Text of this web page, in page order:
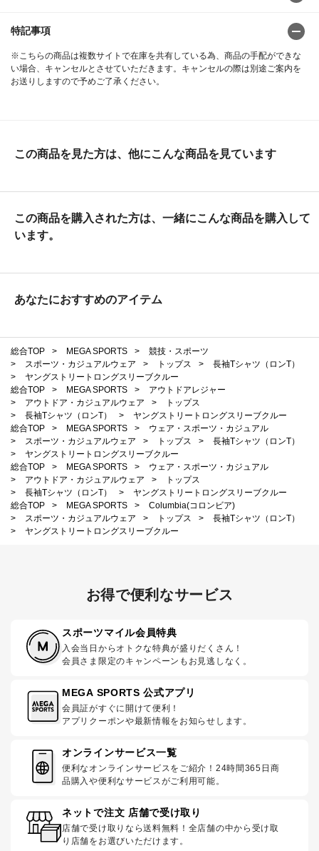
特記事項
※こちらの商品は複数サイトで在庫を共有している為、商品の手配ができな
い場合、キャンセルとさせていただきます。キャンセルの際は別途ご案内を
お送りしますので予めご了承ください。
この商品を見た方は、他にこんな商品を見ています
この商品を購入された方は、一緒にこんな商品を購入して
います。
あなたにおすすめのアイテム
総合TOP > MEGA SPORTS >
競技・スポーツ
>
スポーツ・カジュアルウェア > トップス >
長袖Tシャツ（ロンT）
>
ヤングストリートロングスリーブクルー
総合TOP
> MEGA SPORTS >
アウトドアレジャー
>
アウトドア・カジュアルウェア >
トップス
>
長袖Tシャツ（ロンT） >
ヤングストリートロングスリーブクルー
総合TOP
> MEGA SPORTS >
ウェア・スポーツ・カジュアル
>
スポーツ・カジュアルウェア > トップス >
長袖Tシャツ（ロンT）
>
ヤングストリートロングスリーブクルー
総合TOP
> MEGA SPORTS >
ウェア・スポーツ・カジュアル
>
アウトドア・カジュアルウェア >
トップス
>
長袖Tシャツ（ロンT） >
ヤングストリートロングスリーブクルー
総合TOP
> MEGA SPORTS >
Columbia(コロンビア)
>
スポーツ・カジュアルウェア > トップス >
長袖Tシャツ（ロンT）
>
ヤングストリートロングスリーブクルー
お得で便利なサービス
スポーツマイル会員特典
入会当日からオトクな特典が盛りだくさん！
会員さま限定のキャンペーンもお見逃しなく。
MEGA SPORTS 公式アプリ
会員証がすぐに開けて便利！
アプリクーポンや最新情報をお知らせします。
オンラインサービス一覧
便利なオンラインサービスをご紹介！24時間365日商
品購入や便利なサービスがご利用可能。
ネットで注文 店舗で受け取り
店舗で受け取りなら送料無料！全店舗の中から受け取
り店舗をお選びいただけます。